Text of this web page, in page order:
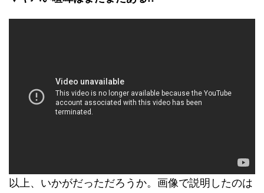
以上、いかがだっただろうか。画像で説明したのは